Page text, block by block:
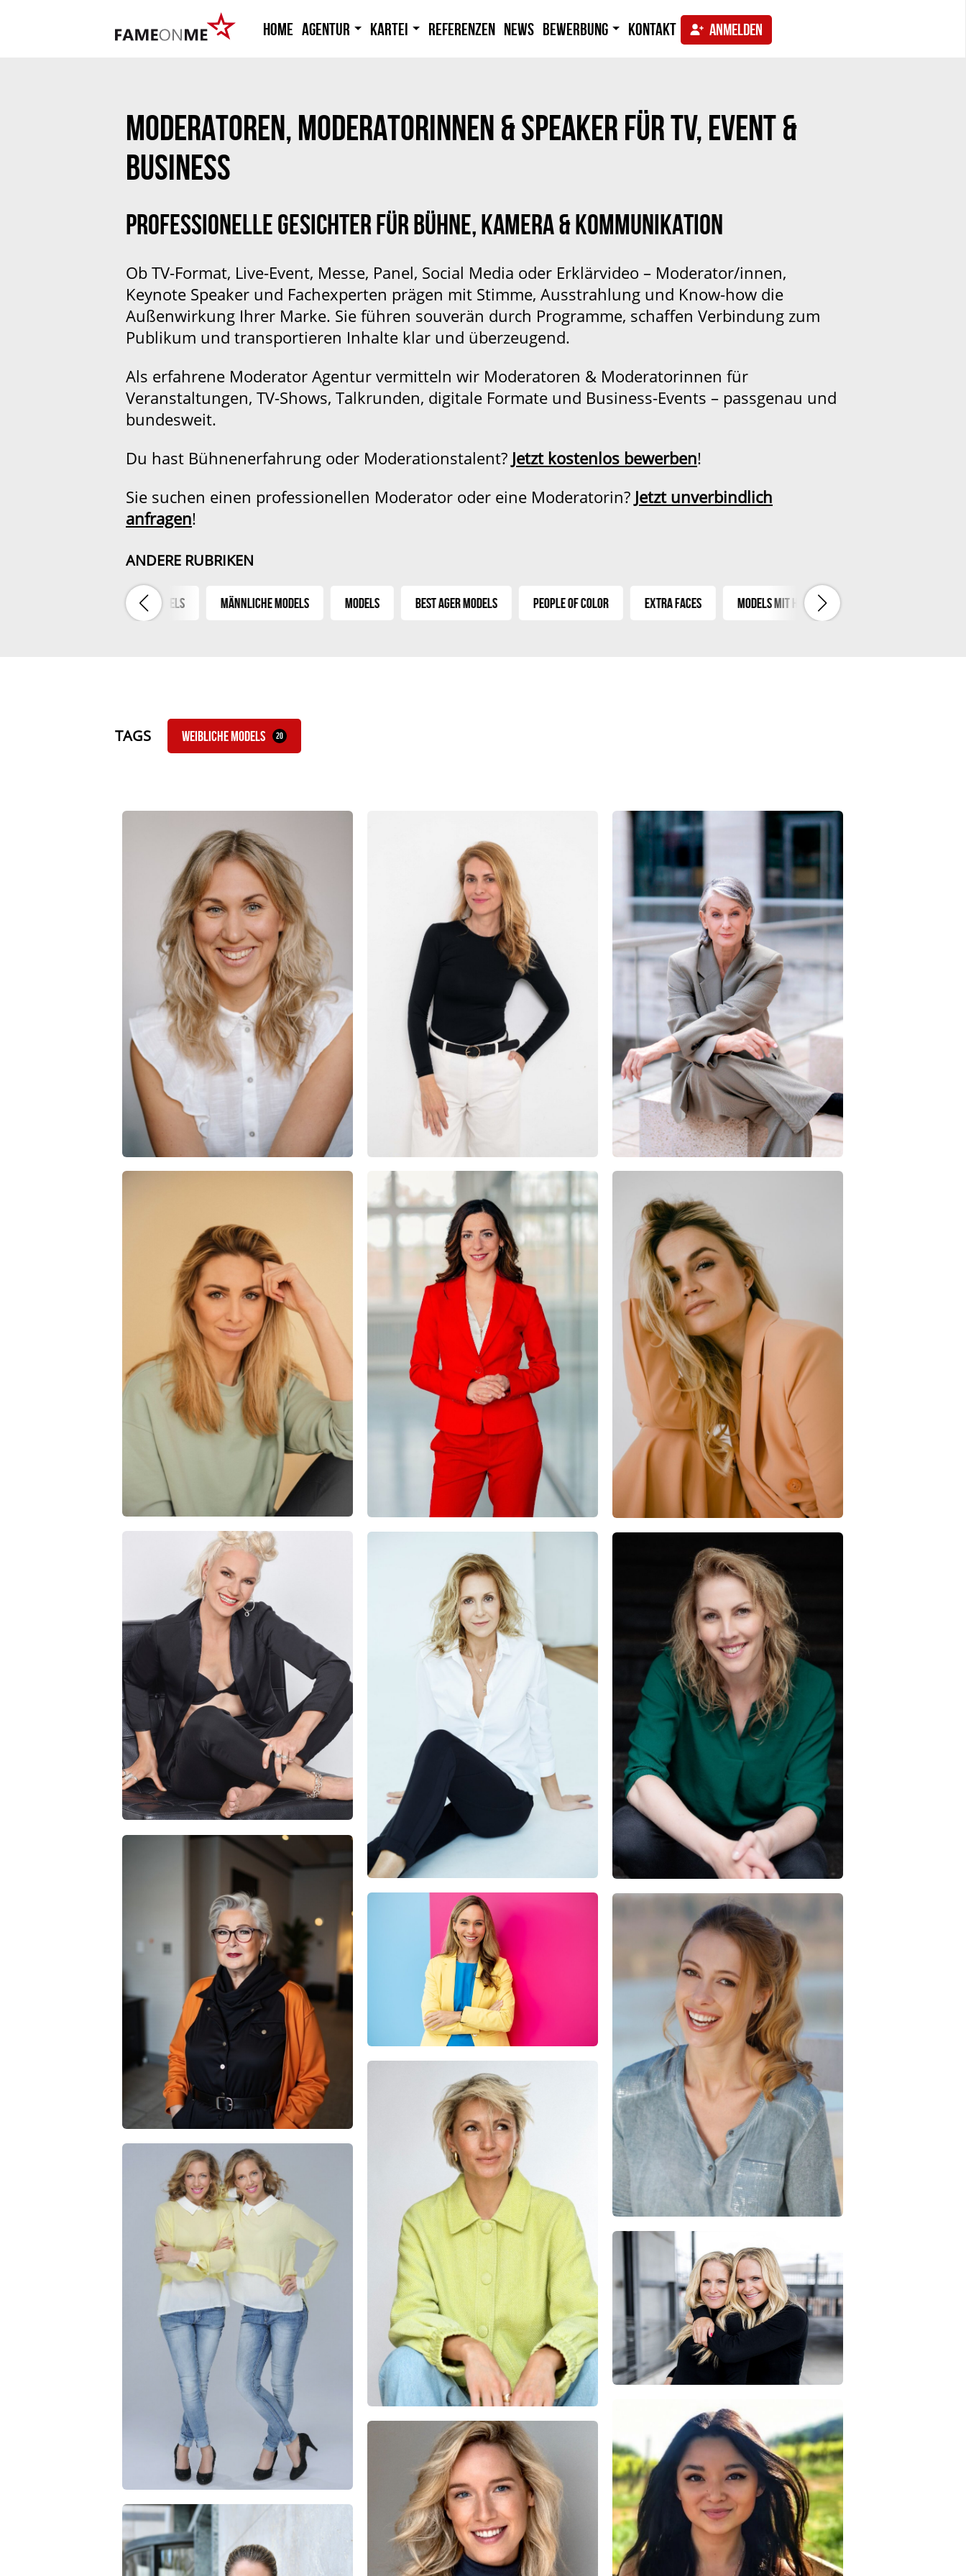
HOME Agentur Kartei Referenzen News Bewerbung Kontakt ANMELDEN
MODERATOREN, MODERATORINNEN & SPEAKER FÜR TV, EVENT &
BUSINESS
PROFESSIONELLE GESICHTER FÜR BÜHNE, KAMERA & KOMMUNIKATION
Ob TV-Format, Live-Event, Messe, Panel, Social Media oder Erklärvideo – Moderator/innen,
Keynote Speaker und Fachexperten prägen mit Stimme, Ausstrahlung und Know-how die
Außenwirkung Ihrer Marke. Sie führen souverän durch Programme, schaffen Verbindung zum
Publikum und transportieren Inhalte klar und überzeugend.
Als erfahrene Moderator Agentur vermitteln wir Moderatoren & Moderatorinnen für
Veranstaltungen, TV-Shows, Talkrunden, digitale Formate und Business-Events – passgenau und
bundesweit.
Du hast Bühnenerfahrung oder Moderationstalent? Jetzt kostenlos bewerben!
Sie suchen einen professionellen Moderator oder eine Moderatorin? Jetzt unverbindlich
anfragen!
ANDERE RUBRIKEN
Weibliche Models Männliche Models Models Best Ager Models People of Color Extra Faces Models mit Handicap Asians
TAGS Weibliche Models 20